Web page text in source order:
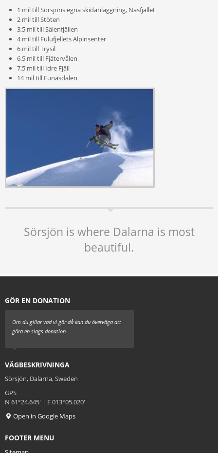
1 mil till Sörsjöns egna skidanläggning, Näsfjället
2 mil till Stöten
3,5 mil till Sälenfjällen
4 mil till Fulufjellets Alpinsenter
6 mil till Trysil
6,5 mil till Fjätervålen
7,5 mil till Idre Fjäll
14 mil till Funäsdalen
Sörsjön is where Dalarna is most
beautiful.
GÖR EN DONATION
Om du gillar vad vi gör då kan du överväga att
göra en slags donation.
VÄGBESKRIVNINGA
Sörsjön, Dalarna, Sweden
GPS
N 61°24.645' | E 013°05.020'
Open in Google Maps
FOOTER MENU